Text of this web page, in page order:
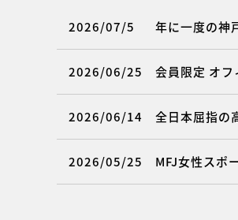
2026/07/5 年に一度の神
2026/06/25 会員限定 オ
2026/06/14 全日本屈指の
2026/05/25 MFJ女性スポ